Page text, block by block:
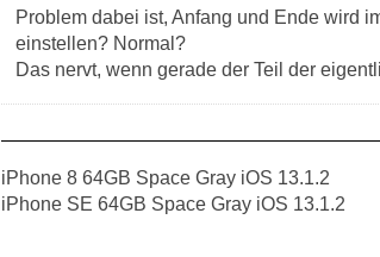
Problem dabei ist, Anfang und Ende wird
einstellen? Normal?
Das nervt, wenn gerade der Teil der
iPhone 8 64GB Space Gray iOS 13.1.2
iPhone SE 64GB Space Gray iOS 13.1.2